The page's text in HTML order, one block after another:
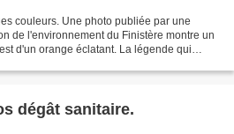
couleurs. Une photo publiée par une
de l'environnement du Finistère montre un
d'un orange éclatant. La légende qui
dégât sanitaire.